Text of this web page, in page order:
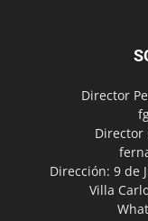
Director
Director
Dirección: 9 de
Villa